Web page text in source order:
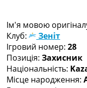
Ще
Таблиці
Чемпіонат
Таблиця
Перша
Таблиця
Ім'я мовою
Клуб:
Зеніт
Ігровий номер: 28
Позиція: Захисник
Національність:
Місце народження: